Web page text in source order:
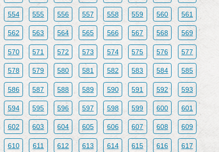
554 555 556 557 558 559 560 561
562 563 564 565 566 567 568 569
570 571 572 573 574 575 576 577
578 579 580 581 582 583 584 585
586 587 588 589 590 591 592 593
594 595 596 597 598 599 600 601
602 603 604 605 606 607 608 609
610 611 612 613 614 615 616 617